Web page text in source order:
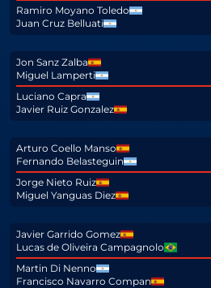
Ramiro Moyano Toledo
Juan Cruz Belluati
Jon Sanz Zalba
Miguel Lamperti
Luciano Capra
Javier Ruiz Gonzalez
Arturo Coello Manso
Fernando Belasteguin
Jorge Nieto Ruiz
Miguel Yanguas Diez
Javier Garrido Gomez
Lucas de Oliveira Campagnolo
Martin Di Nenno
Francisco Navarro Compan